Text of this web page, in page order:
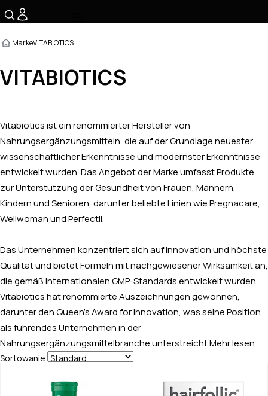
MarkeVITABIOTICS
VITABIOTICS
Vitabiotics ist ein renommierter Hersteller von
Nahrungsergänzungsmitteln, die auf der Grundlage neuester
wissenschaftlicher Erkenntnisse und modernster Erkenntnisse
entwickelt wurden. Das Angebot der Marke umfasst Produkte
zur Unterstützung der Gesundheit von Frauen, Männern,
Kindern und Senioren, darunter beliebte Linien wie Pregnacare,
Wellwoman und Perfectil.
Das Unternehmen konzentriert sich auf Innovation und höchste
Qualität und bietet Formeln mit nachgewiesener Wirksamkeit an,
die gemäß internationalen GMP-Standards entwickelt wurden.
Vitabiotics hat renommierte Auszeichnungen gewonnen,
darunter den Queen’s Award for Innovation, was seine Position
als führendes Unternehmen in der
Nahrungsergänzungsmittelbranche unterstreicht. Mehr lesen
Sortowanie